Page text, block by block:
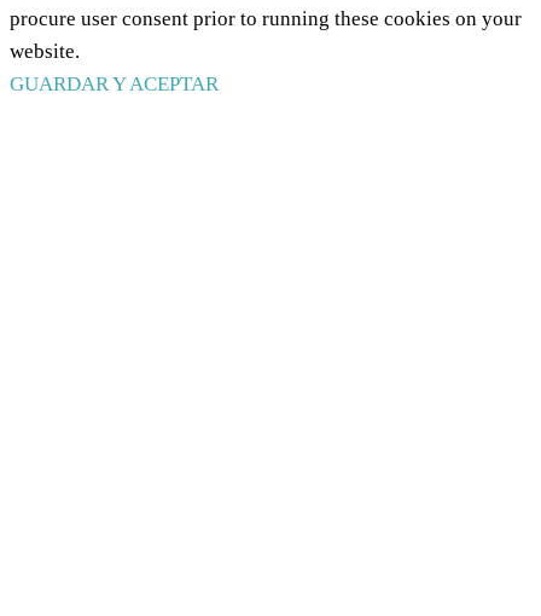
procure user consent prior to running these cookies on your
website.
GUARDAR Y ACEPTAR